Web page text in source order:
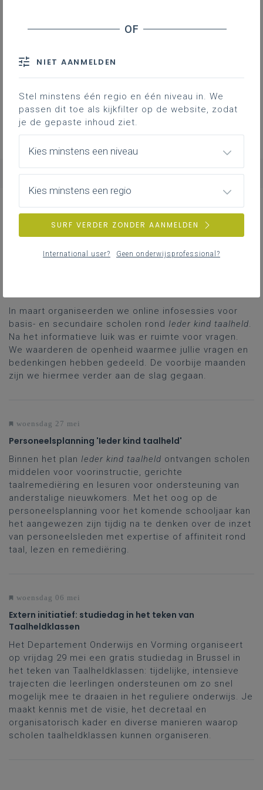
Groeilijnen verplichte remediëring
Nederlands
2MB
NIEUWS ALLE NIEUWS
In maart organiseerden we online infosessies voor
basis- en secundaire scholen rond Ieder kind taalheld.
Na het informatieve luik was er ruimte voor vragen.
We waarderen de openheid waarmee jullie vragen en
bedenkingen hebben gedeeld. De voorbije maanden
zijn we hiermee verder aan de slag gegaan.
woensdag 27 mei
Personeelsplanning 'Ieder kind taalheld'
Binnen het plan Ieder kind taalheld ontvangen scholen
middelen voor voorinstructie, gerichte
taalremediëring en lesuren voor ondersteuning van
anderstalige nieuwkomers. Met het oog op de
personeelsplanning voor het komende schooljaar kan
het aangewezen zijn tijdig na te denken over de inzet
van personeelsleden met expertise of affiniteit rond
taal, lezen en remediëring.
woensdag 06 mei
Extern initiatief: studiedag in het teken van
Taalheldklassen
Het Departement Onderwijs en Vorming organiseert
op vrijdag 29 mei een gratis studiedag in Brussel in
het teken van Taalheldklassen: tijdelijke, intensieve
trajecten die leerlingen ondersteunen om zo snel
mogelijk mee te draaien in het reguliere onderwijs. Je
maakt kennis met de visie, het decretaal en
organisatorisch kader en diverse manieren waarop
scholen taalheldklassen kunnen organiseren.
NIET AANMELDEN
Stel minstens één regio en één niveau in. We
passen dit toe als kijkfilter op de website, zodat
je de gepaste inhoud ziet.
Kies minstens een niveau
Kies minstens een regio
SURF VERDER ZONDER AANMELDEN
International user? Geen onderwijsprofessional?